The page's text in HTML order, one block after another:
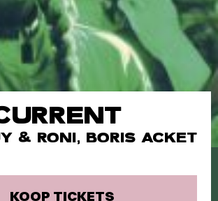
& RONI, BORIS ACKET
KOOP TICKETS